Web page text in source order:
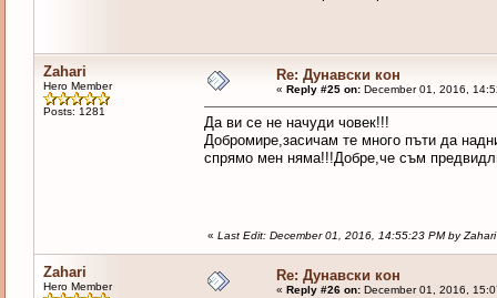
Zahari
Hero Member
Posts: 1281
Re: Дунавски кон
« Reply #25 on:December 01, 2016,
Да ви се не начуди човек!!!
Добромире,засичам те много пъти да
спрямо мен няма!!!Добре,че съм
« Last Edit: December 01, 2016, 14:55:23 PM by Zahari
Zahari
Hero Member
Re: Дунавски кон
« Reply #26 on:December 01, 2016,